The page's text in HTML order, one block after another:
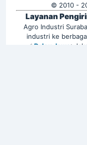
© 2010 -
Layanan
Agro Industri
industri ke
✅ Pulau Jawa :